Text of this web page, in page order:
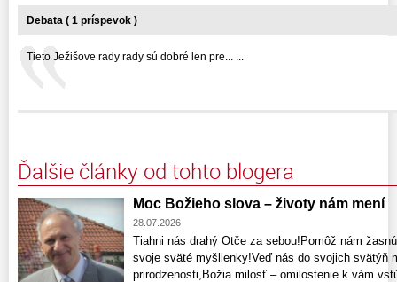
Debata ( 1 príspevok )
Tieto Ježišove rady rady sú dobré len pre... ...
Ďalšie články od tohto blogera
Moc Božieho slova – životy nám mení
28.07.2026
Tiahni nás drahý Otče za sebou!Pomôž nám
svoje sväté myšlienky!Veď nás do svojich svätýň
prirodzenosti,Božia milosť – omilostenie k vám